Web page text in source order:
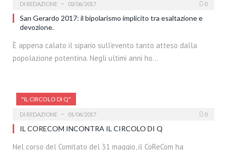
DI REDAZIONE 02/06/2017 0
San Gerardo 2017: il bipolarismo implicito tra esaltazione e
devozione.
È appena calato il sipario sull’evento tanto atteso dalla
popolazione potentina. Negli ultimi anni ho…
"IL CIRCOLO DI Q"
DI REDAZIONE 01/06/2017 0
IL CORECOM INCONTRA IL CIRCOLO DI Q
Nel corso del Comitato del 31 maggio, il CoReCom ha